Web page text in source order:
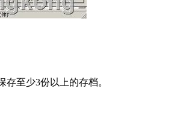
至少3份以上的存档。